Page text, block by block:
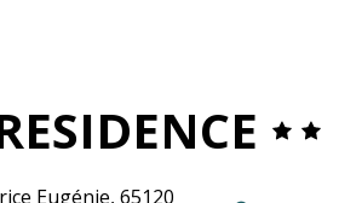
Eugénie, 65120